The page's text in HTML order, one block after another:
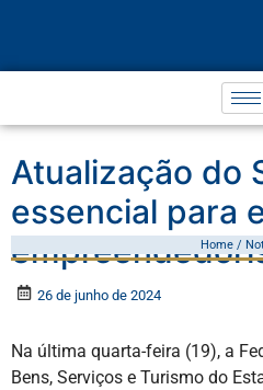
Atualização do
essencial para
Home /
26 de junho de 2024
Na última quarta-feira (19), a
Bens, Serviços e Turismo do